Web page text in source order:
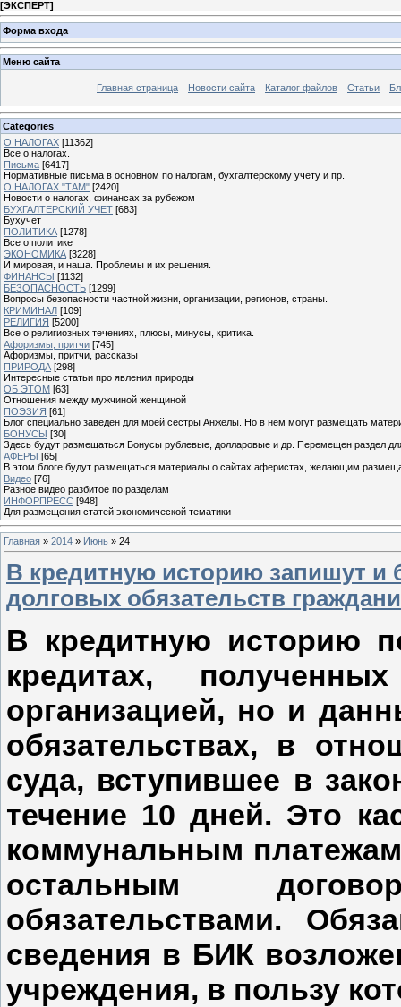
[ЭКСПЕРТ]
Форма входа
Меню сайта
Главная страница Новости сайта Каталог файлов Статьи
Categories
О НАЛОГАХ [11362]
Все о налогах.
Письма [6417]
Нормативные письма в основном по налогам, бухгалтерскому учету и пр.
О НАЛОГАХ "ТАМ" [2420]
Новости о налогах, финансах за рубежом
БУХГАЛТЕРСКИЙ УЧЕТ [683]
Бухучет
ПОЛИТИКА [1278]
Все о политике
ЭКОНОМИКА [3228]
И мировая, и наша. Проблемы и их решения.
ФИНАНСЫ [1132]
БЕЗОПАСНОСТЬ [1299]
Вопросы безопасности частной жизни, организации, регионов, страны.
КРИМИНАЛ [109]
РЕЛИГИЯ [5200]
Все о религиозных течениях, плюсы, минусы, критика.
Афоризмы, притчи [745]
Афоризмы, притчи, рассказы
ПРИРОДА [298]
Интересные статьи про явления природы
ОБ ЭТОМ [63]
Отношения между мужчиной женщиной
ПОЭЗИЯ [61]
Блог специально заведен для моей сестры Анжелы. Но в нем могут размещать
БОНУСЫ [30]
Здесь будут размещаться Бонусы рублевые, долларовые и др. Перемещен раздел
АФЕРЫ [65]
В этом блоге будут размещаться материалы о сайтах аферистах, желающим
Видео [76]
Разное видео разбитое по разделам
ИНФОРПРЕСС [948]
Для размещения статей экономической тематики
Главная » 2014 » Июнь » 24
В кредитную историю запишут и
долговых обязательств
В кредитную историю
кредитах,
организацией, но и
обязательствах, в
суда, вступившее в
течение 10 дней. Это
коммунальным
остальным
обязательствами.
сведения в БИК
учреждения, в пользу